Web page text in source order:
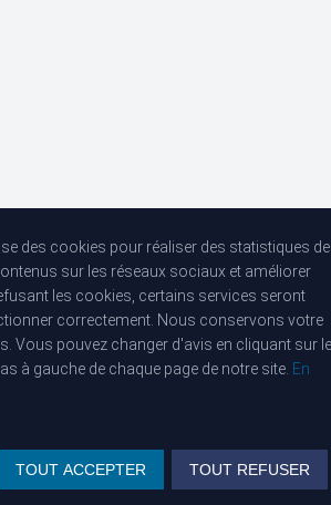
De Grote Rivier
106, 2100 Deurne
des cookies pour réaliser des statistiques de
sur les réseaux sociaux et améliorer
les cookies, certains services seront
correctement. Nous conservons votre
Vous pouvez changer d'avis en cliquant sur
à gauche de chaque page de notre site. En
TOUT ACCEPTER TOUT REFUSER